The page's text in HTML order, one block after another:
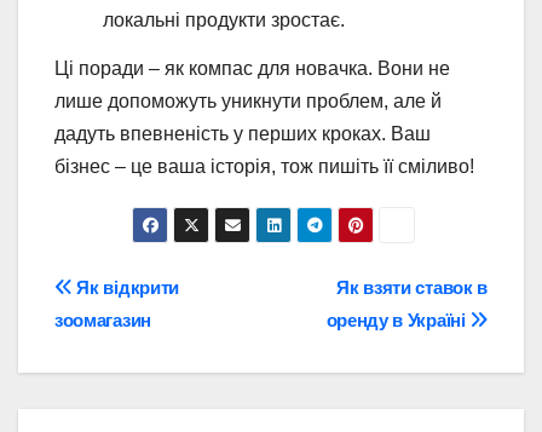
локальні продукти зростає.
Ці поради – як компас для новачка. Вони не
лише допоможуть уникнути проблем, але й
дадуть впевненість у перших кроках. Ваш
бізнес – це ваша історія, тож пишіть її сміливо!
Навігація
Як взяти ставок в
оренду в Україні
Як відкрити
зоомагазин